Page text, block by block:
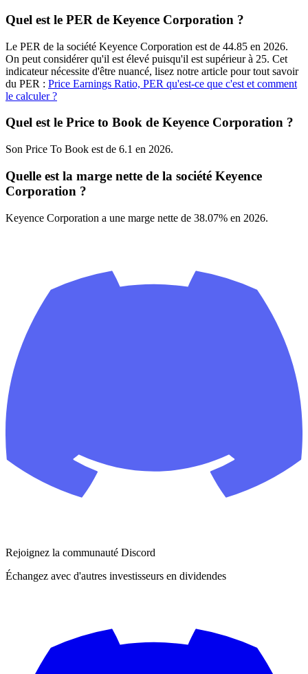
Quel est le PER de Keyence Corporation ?
Le PER de la société Keyence Corporation est de 44.85 en 2026.
On peut considérer qu'il est élevé puisqu'il est supérieur à 25. Cet
indicateur nécessite d'être nuancé, lisez notre article pour tout savoir
du PER : Price Earnings Ratio, PER qu'est-ce que c'est et comment
le calculer ?
Quel est le Price to Book de Keyence Corporation ?
Son Price To Book est de 6.1 en 2026.
Quelle est la marge nette de la société Keyence
Corporation ?
Keyence Corporation a une marge nette de 38.07% en 2026.
Rejoignez la communauté Discord
Échangez avec d'autres investisseurs en dividendes